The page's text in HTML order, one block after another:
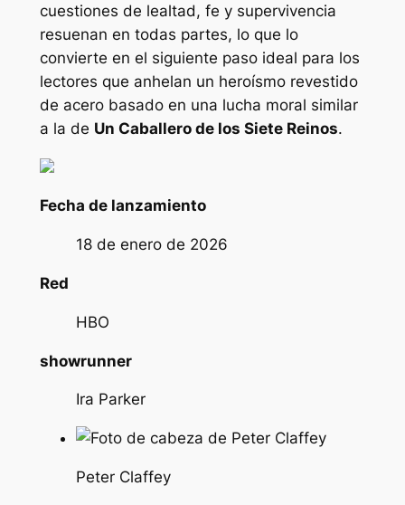
cuestiones de lealtad, fe y supervivencia
resuenan en todas partes, lo que lo
convierte en el siguiente paso ideal para los
lectores que anhelan un heroísmo revestido
de acero basado en una lucha moral similar
a la de Un Caballero de los Siete Reinos.
Fecha de lanzamiento
18 de enero de 2026
Red
HBO
showrunner
Ira Parker
Peter Claffey